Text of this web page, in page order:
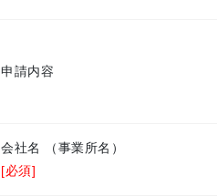
申請内容
会社名
（事業所名）
[必須]